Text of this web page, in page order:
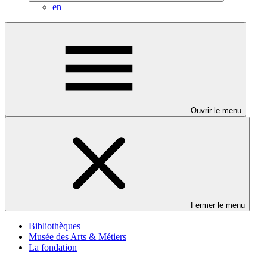
en
Ouvrir le menu
Fermer le menu
Bibliothèques
Musée des Arts & Métiers
La fondation